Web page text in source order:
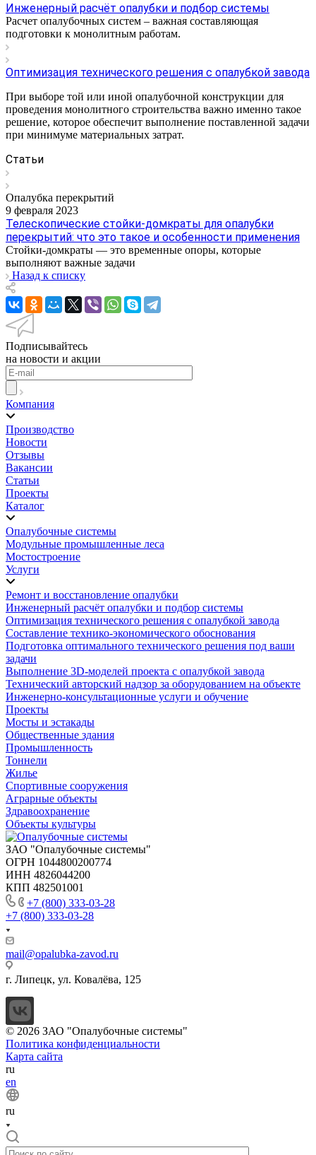
Инженерный расчёт опалубки и подбор системы
Расчет опалубочных систем – важная составляющая
подготовки к монолитным работам.
Оптимизация технического решения с опалубкой завода
При выборе той или иной опалубочной конструкции для
проведения монолитного строительства важно именно такое
решение, которое обеспечит выполнение поставленной задачи
при минимуме материальных затрат.
Статьи
Опалубка перекрытий
9 февраля 2023
Телескопические стойки-домкраты для опалубки
перекрытий: что это такое и особенности применения
Стойки-домкраты — это временные опоры, которые
выполняют важные задачи
Назад к списку
Подписывайтесь
на новости и акции
Компания
Производство
Новости
Отзывы
Вакансии
Статьи
Проекты
Каталог
Опалубочные системы
Модульные промышленные леса
Мостостроение
Услуги
Ремонт и восстановление опалубки
Инженерный расчёт опалубки и подбор системы
Оптимизация технического решения с опалубкой завода
Составление технико-экономического обоснования
Подготовка оптимального технического решения под ваши
задачи
Выполнение 3D-моделей проекта с опалубкой завода
Технический авторский надзор за оборудованием на объекте
Инженерно-консультационные услуги и обучение
Проекты
Мосты и эстакады
Общественные здания
Промышленность
Тоннели
Жилье
Спортивные сооружения
Аграрные объекты
Здравоохранение
Объекты культуры
ЗАО "Опалубочные системы"
ОГРН 1044800200774
ИНН 4826044200
КПП 482501001
+7 (800) 333-03-28
+7 (800) 333-03-28
mail@opalubka-zavod.ru
г. Липецк, ул. Ковалёва, 125
© 2026 ЗАО "Опалубочные системы"
Политика конфиденциальности
Карта сайта
ru
en
ru